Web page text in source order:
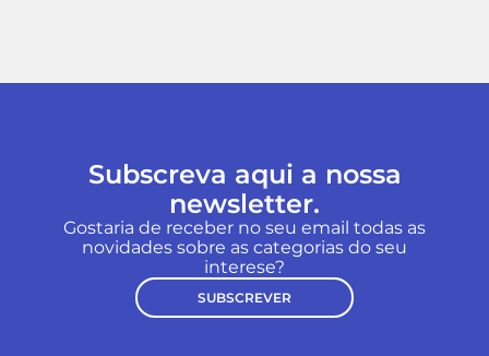
Subscreva aqui a nossa
newsletter.
Gostaria de receber no seu email todas as
novidades sobre as categorias do seu
interese?
SUBSCREVER